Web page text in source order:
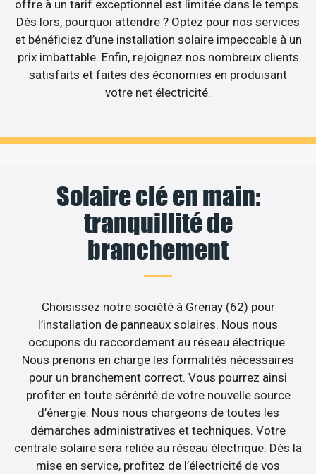
offre à un tarif exceptionnel est limitée dans le temps.
Dès lors, pourquoi attendre ? Optez pour nos services
et bénéficiez d’une installation solaire impeccable à un
prix imbattable. Enfin, rejoignez nos nombreux clients
satisfaits et faites des économies en produisant
votre net électricité.
Solaire clé en main:
tranquillité de
branchement
Choisissez notre société à Grenay (62) pour
l’installation de panneaux solaires. Nous nous
occupons du raccordement au réseau électrique.
Nous prenons en charge les formalités nécessaires
pour un branchement correct. Vous pourrez ainsi
profiter en toute sérénité de votre nouvelle source
d’énergie. Nous nous chargeons de toutes les
démarches administratives et techniques. Votre
centrale solaire sera reliée au réseau électrique. Dès la
mise en service, profitez de l’électricité de vos